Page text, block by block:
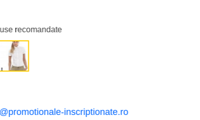
recomandate
inscriptionate.ro